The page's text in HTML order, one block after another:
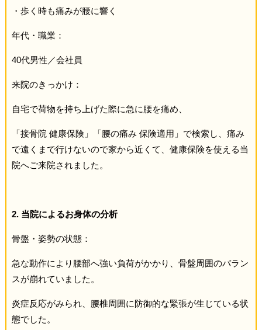
・歩く時も痛みが腰に響く
年代・職業：
40代男性／会社員
来院のきっかけ：
自宅で荷物を持ち上げた際に急に腰を痛め、
「接骨院 健康保険」「腰の痛み 保険適用」で検索し、痛み
で遠くまで行けないので家から近くて、健康保険を使える当
院へご来院されました。
2. 当院によるお身体の分析
骨盤・姿勢の状態：
急な動作により腰部へ強い負荷がかかり、骨盤周囲のバラン
スが崩れていました。
炎症反応がみられ、腰椎周囲に防御的な緊張が生じている状
態でした。